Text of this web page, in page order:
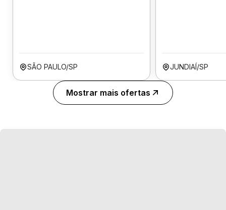
SÃO PAULO/SP JUNDIAÍ/SP
Mostrar mais ofertas